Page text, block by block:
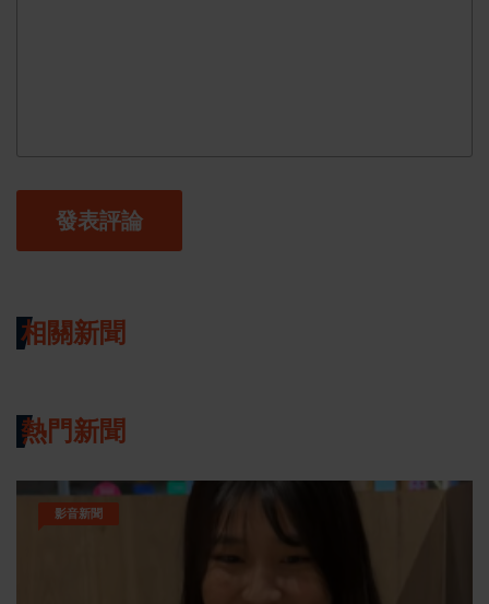
發表評論
相關新聞
熱門新聞
影音新聞